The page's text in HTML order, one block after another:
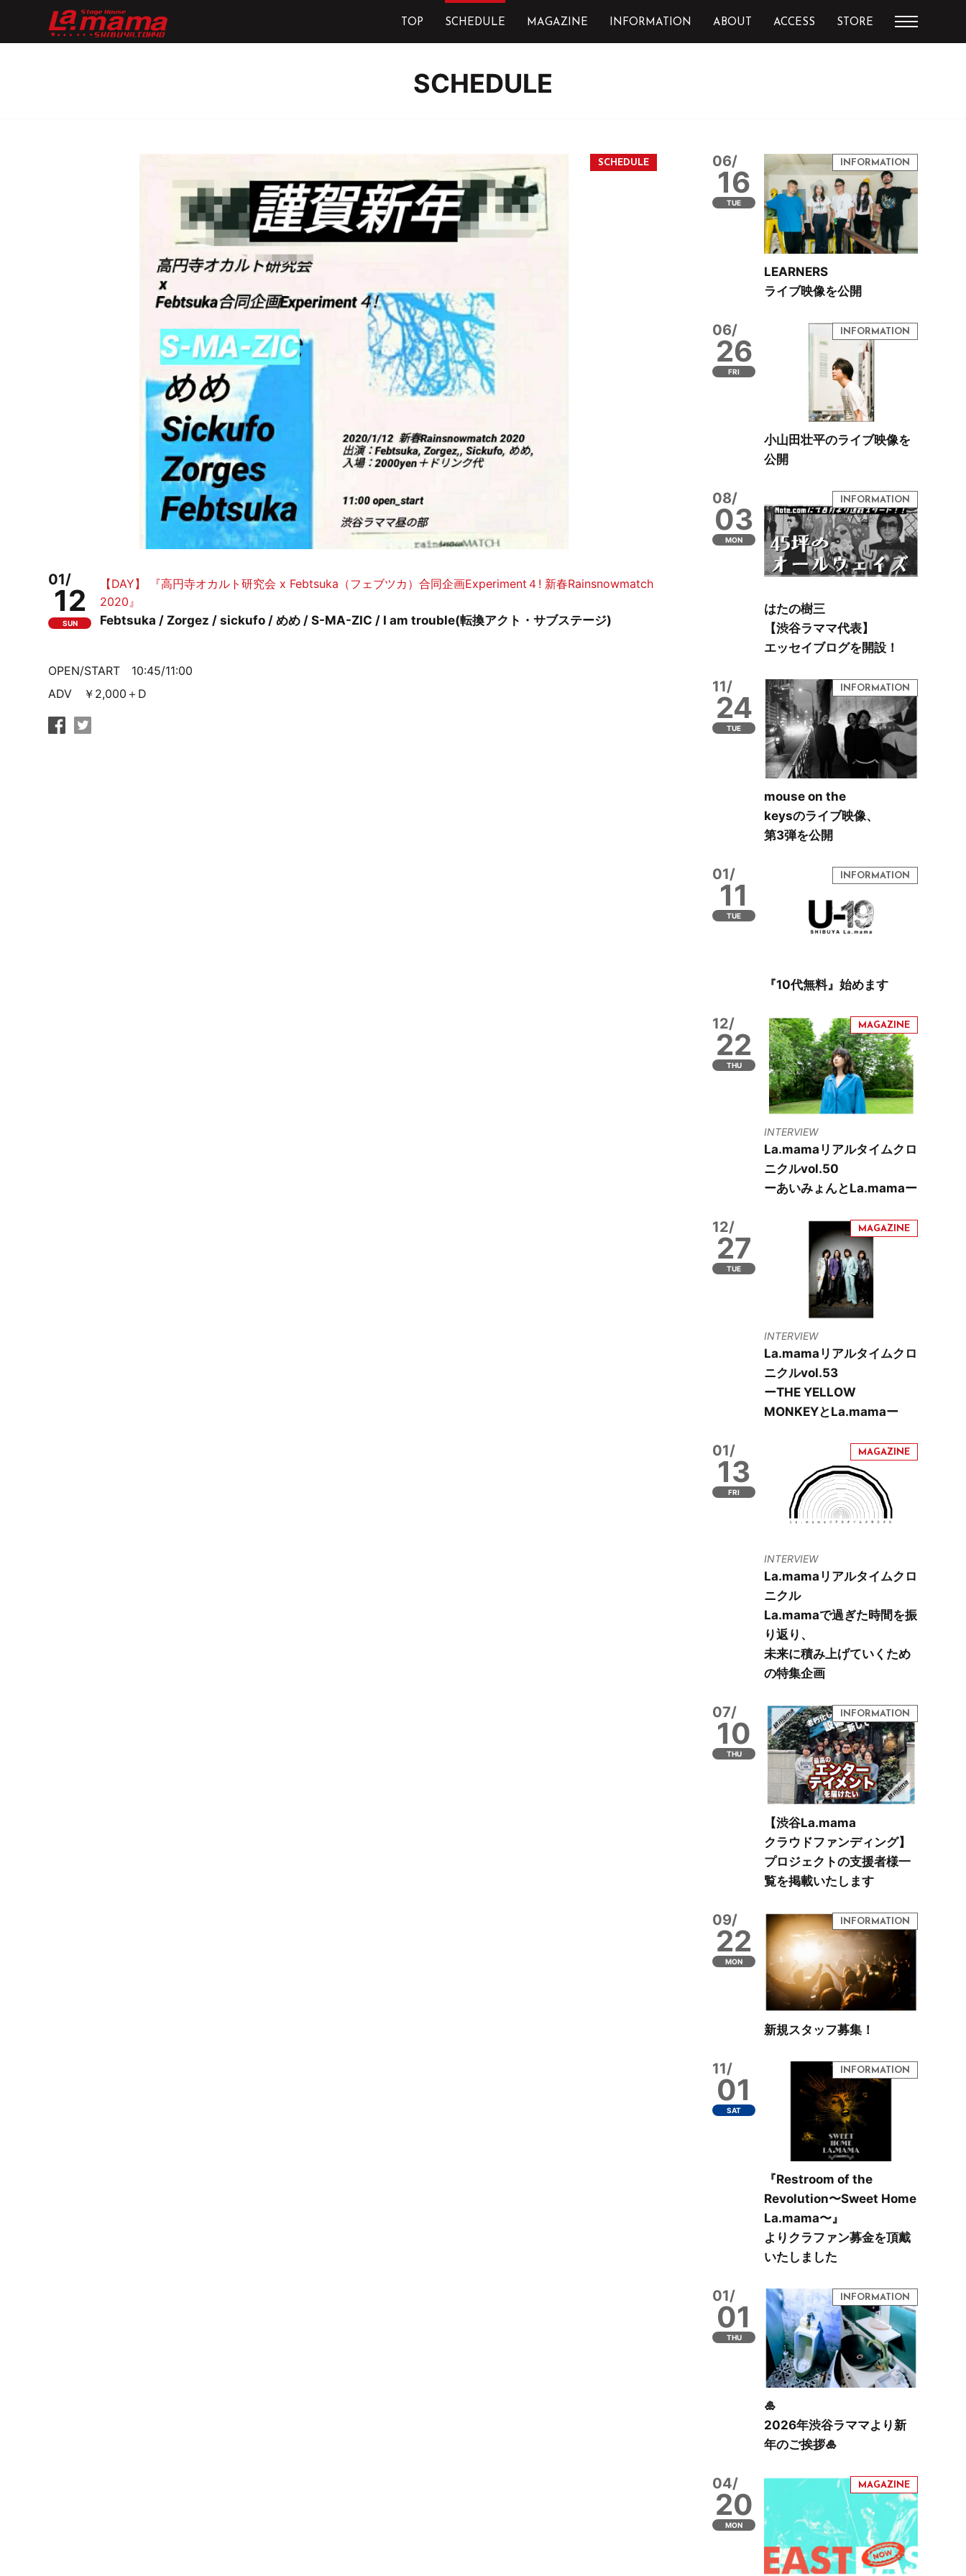
TOP SCHEDULE MAGAZINE INFORMATION ABOUT ACCESS STORE
SCHEDULE
01/
12
SUN
【DAY】 『高円寺オカルト研究会 x Febtsuka（フェブツカ）合同企画Experiment４! 新春Rainsnowmatch
2020』
Febtsuka / Zorgez / sickufo / めめ / S-MA-ZIC / I am trouble(転換アクト・サブステージ)
OPEN/START 10:45/11:00
ADV ￥2,000＋D
06/
16
TUE
LEARNERS
ライブ映像を公開
06/
26
FRI
小山田壮平のライブ映像を
公開
08/
03
MON
はたの樹三
【渋谷ラママ代表】
エッセイブログを開設！
11/
24
TUE
mouse on the
keysのライブ映像、
第3弾を公開
01/
11
TUE
『10代無料』始めます
12/
22
THU
INTERVIEW
La.mamaリアルタイムクロ
ニクルvol.50
ーあいみょんとLa.mamaー
12/
27
TUE
INTERVIEW
La.mamaリアルタイムクロ
ニクルvol.53
ーTHE YELLOW
MONKEYとLa.mamaー
01/
13
FRI
INTERVIEW
La.mamaリアルタイムクロ
ニクル
La.mamaで過ぎた時間を振
り返り、
未来に積み上げていくため
の特集企画
07/
10
THU
【渋谷La.mama
クラウドファンディング】
プロジェクトの支援者様一
覧を掲載いたします
09/
22
MON
新規スタッフ募集！
11/
01
SAT
『Restroom of the
Revolution〜Sweet Home
La.mama〜』
よりクラファン募金を頂戴
いたしました
01/
01
THU
🎍
2026年渋谷ラママより新
年のご挨拶🎍
04/
20
MON